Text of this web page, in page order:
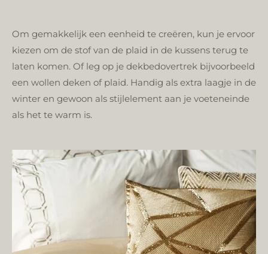
Om gemakkelijk een eenheid te creëren, kun je ervoor
kiezen om de stof van de plaid in de kussens terug te
laten komen. Of leg op je dekbedovertrek bijvoorbeeld
een wollen deken of plaid. Handig als extra laagje in de
winter en gewoon als stijlelement aan je voeteneinde
als het te warm is.